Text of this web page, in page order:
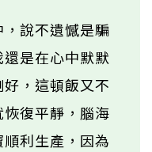
說不遺憾是騙
是在心中默默
，這頓飯又不
復平靜，腦海
利生產，因為